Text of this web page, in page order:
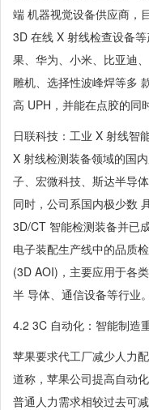
端 机器视觉设备供应商，
3D 在线 X 射线检查设备
果、华为、小米、比亚迪
雕机、选择性波峰焊等多
高 UPH，并能在点胶的同
日联科技：工业 X 射线智
X 射线检测装备领域的国
子、宏微科技、斯达半导
同时，公司系国内极少数
3D/CT 智能检测装备并已
电子装配生产线中的品质
(3D AOI)，主要应用于各
半 导体、通信设备等行业。
4.2 3C 自动化：智能制造
苹果要求代工厂减少人力
道称，苹果公司提高自动
普通人力需求相较过去可